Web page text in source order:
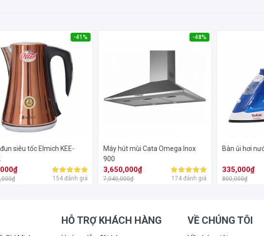
-41%
siêu tốc Elmich KEE-
154 đánh giá
-48%
Máy hút mùi Cata Omega Inox
900
3,650,000₫
7,040,000₫ 174 đánh giá
Bàn ủi hơi
335,000₫
800,000₫
HỖ TRỢ KHÁCH HÀNG VỀ CHÚNG TÔI